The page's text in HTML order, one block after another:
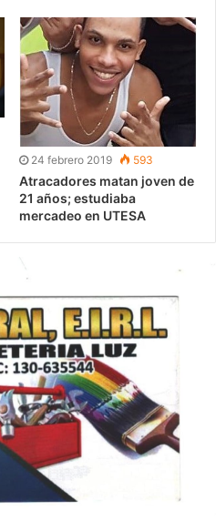
24 febrero 2019 593
Atracadores matan joven de
21 años; estudiaba
mercadeo en UTESA